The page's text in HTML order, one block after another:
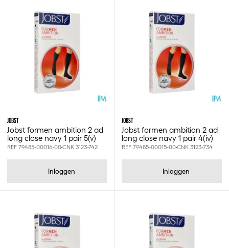
JOBST
Jobst formen ambition 2 ad
long close navy 1 pair 5(v)
REF 79485-00016-00CNK 3123-742
Inloggen
JOBST
Jobst formen ambition 2 ad
long close navy 1 pair 4(iv)
REF 79485-00015-00CNK 3123-734
Inloggen